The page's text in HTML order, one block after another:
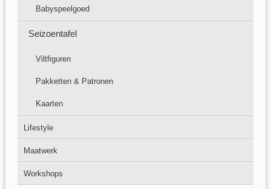
Babyspeelgoed
Seizoentafel
Viltfiguren
Pakketten & Patronen
Kaarten
Lifestyle
Maatwerk
Workshops